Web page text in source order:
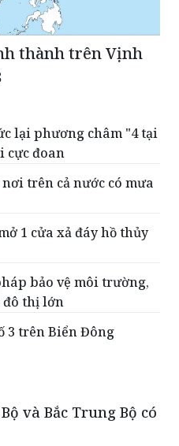
thành trên Vịnh
lại phương châm "4 tại
cực đoan
trên cả nước có mưa
1 cửa xả đáy hồ thủy
bảo vệ môi trường,
thị lớn
3 trên Biển Đông
và Bắc Trung Bộ có